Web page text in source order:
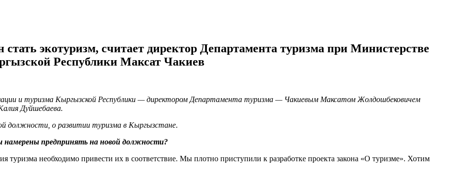
экотуризм, считает директор Департамента туризма при Министерстве
Республики Максат Чакиев
и туризма Кыргызской Республики — директором Департамента туризма — Чакиевым Максатом Жолдошбековичем
Дуйшебаева.
должности, о развитии туризма в Кыргызстане.
намерены предпринять на новой должности?
необходимо привести их в соответствие. Мы плотно приступили к разработке проекта закона «О туризме». Хотим